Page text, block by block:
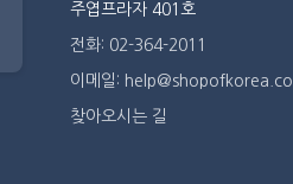
주엽프라자 401호
전화: 02-364-2011
이메일:
찾아오시는 길